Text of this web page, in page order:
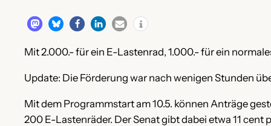
Mit 2.000.- für ein E-Lastenrad, 1.000.- für ein
Update: Die Förderung war nach wenigen Stunden
Mit dem Programmstart am 10.5. können Anträge
200 E-Lastenräder. Der Senat gibt dabei etwa 11